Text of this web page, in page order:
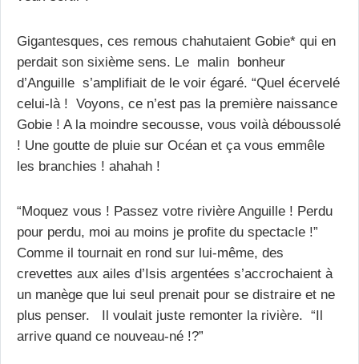
Gigantesques, ces remous chahutaient Gobie* qui en
perdait son sixième sens. Le malin bonheur
d’Anguille s’amplifiait de le voir égaré. “Quel écervelé
celui-là ! Voyons, ce n’est pas la première naissance
Gobie ! A la moindre secousse, vous voilà déboussolé
! Une goutte de pluie sur Océan et ça vous emmêle
les branchies ! ahahah !
“Moquez vous ! Passez votre rivière Anguille ! Perdu
pour perdu, moi au moins je profite du spectacle !”
Comme il tournait en rond sur lui-même, des
crevettes aux ailes d’Isis argentées s’accrochaient à
un manège que lui seul prenait pour se distraire et ne
plus penser. Il voulait juste remonter la rivière. “Il
arrive quand ce nouveau-né !?”